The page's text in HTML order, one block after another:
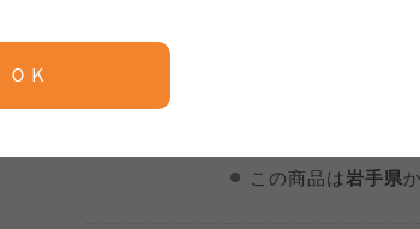
ＯＫ
調理例
はできま
この商品は岩手県
わかやま市民生協
ならコープ
わかやま市民生協
わかやま市民生協